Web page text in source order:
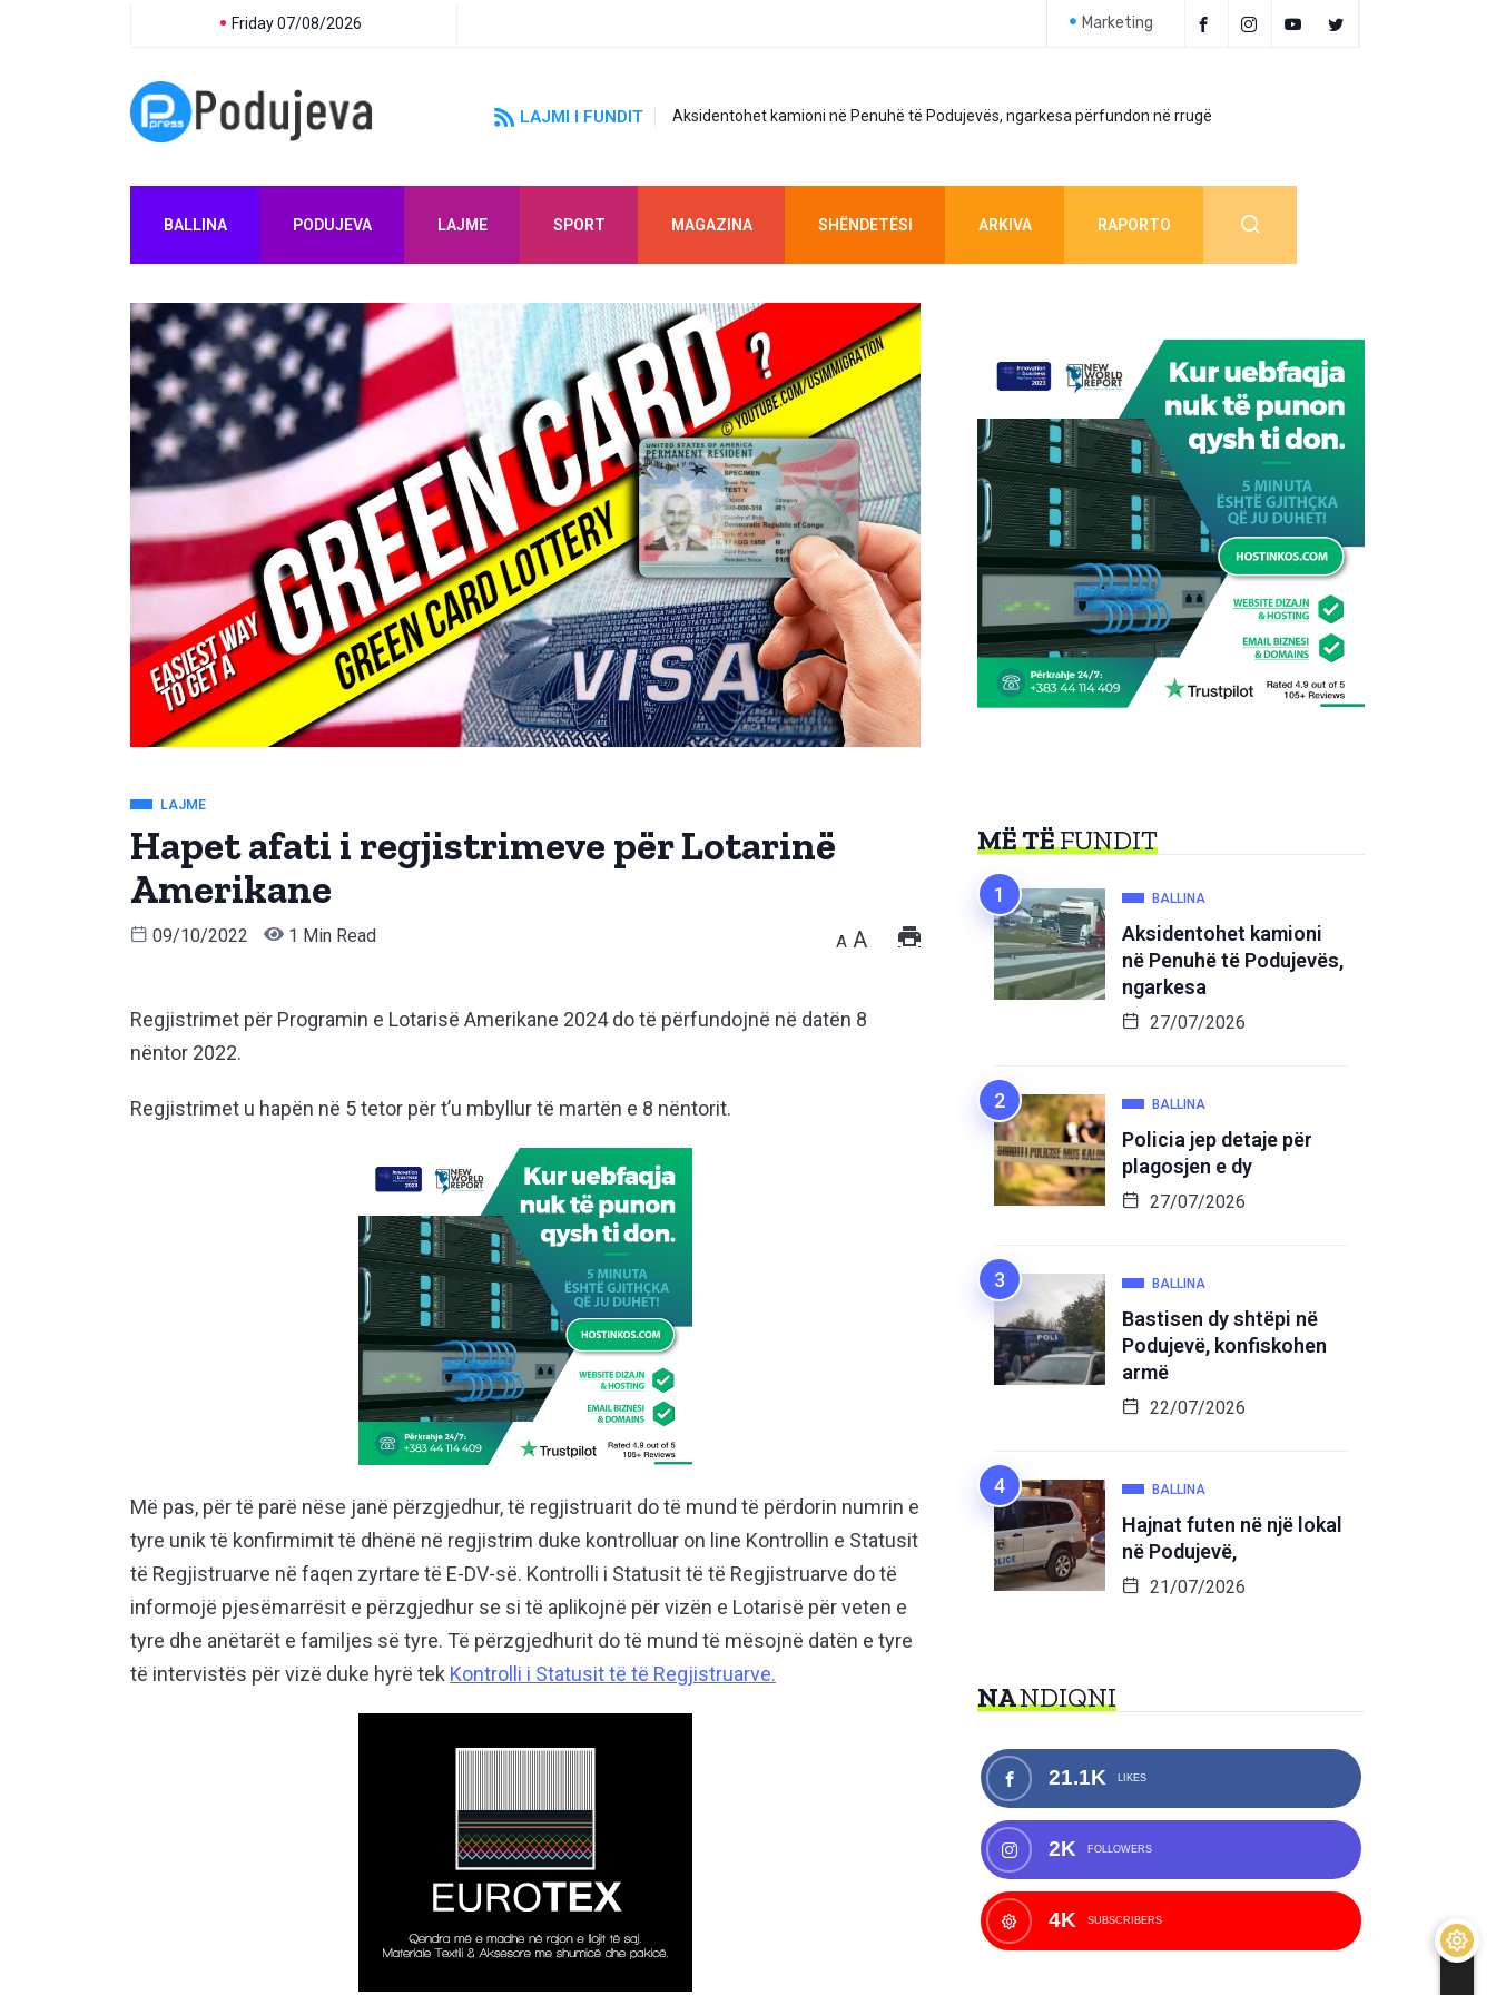
Friday 07/08/2026 Marketing
LAJMI I FUNDIT Aksidentohet kamioni në Penuhë të Podujevës, ngarkesa përfundon në rrugë
BALLINA PODUJEVA LAJME SPORT MAGAZINA SHËNDETËSI ARKIVA RAPORTO
LAJME
Hapet afati i regjistrimeve për Lotarinë
Amerikane
09/10/2022 1 Min Read A A
Regjistrimet për Programin e Lotarisë Amerikane 2024 do të përfundojnë në datën 8
nëntor 2022.
Regjistrimet u hapën në 5 tetor për t’u mbyllur të martën e 8 nëntorit.
Më pas, për të parë nëse janë përzgjedhur, të regjistruarit do të mund të përdorin numrin e
tyre unik të konfirmimit të dhënë në regjistrim duke kontrolluar on line Kontrollin e Statusit
të Regjistruarve në faqen zyrtare të E-DV-së. Kontrolli i Statusit të të Regjistruarve do të
informojë pjesëmarrësit e përzgjedhur se si të aplikojnë për vizën e Lotarisë për veten e
tyre dhe anëtarët e familjes së tyre. Të përzgjedhurit do të mund të mësojnë datën e tyre
të intervistës për vizë duke hyrë tek Kontrolli i Statusit të të Regjistruarve.
MË TËFUNDIT
BALLINA
Aksidentohet kamioni
në Penuhë të Podujevës,
ngarkesa
27/07/2026
BALLINA
Policia jep detaje për
plagosjen e dy
27/07/2026
BALLINA
Bastisen dy shtëpi në
Podujevë, konfiskohen
armë
22/07/2026
BALLINA
Hajnat futen në një lokal
në Podujevë,
21/07/2026
NANDIQNI
21.1K LIKES
2K FOLLOWERS
4K SUBSCRIBERS